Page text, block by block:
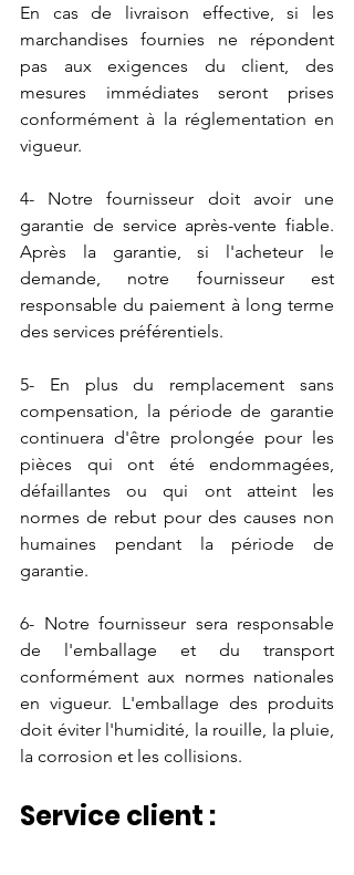
En cas de livraison effective, si les
marchandises fournies ne répondent
pas aux exigences du client, des
mesures immédiates seront prises
conformément à la réglementation en
vigueur.
4- Notre fournisseur doit avoir une
garantie de service après-vente fiable.
Après la garantie, si l'acheteur le
demande, notre fournisseur est
responsable du paiement à long terme
des services préférentiels.
5- En plus du remplacement sans
compensation, la période de garantie
continuera d'être prolongée pour les
pièces qui ont été endommagées,
défaillantes ou qui ont atteint les
normes de rebut pour des causes non
humaines pendant la période de
garantie.
6- Notre fournisseur sera responsable
de l'emballage et du transport
conformément aux normes nationales
en vigueur. L'emballage des produits
doit éviter l'humidité, la rouille, la pluie,
la corrosion et les collisions.
Service client :